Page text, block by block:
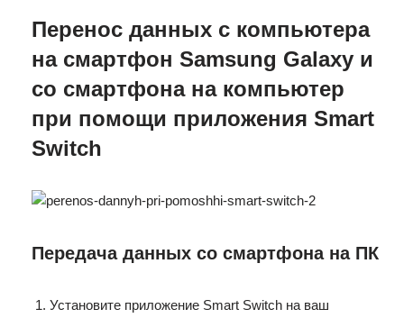
Перенос данных с компьютера
на смартфон Samsung Galaxy и
со смартфона на компьютер
при помощи приложения Smart
Switch
Передача данных со смартфона на ПК
Установите приложение Smart Switch на ваш